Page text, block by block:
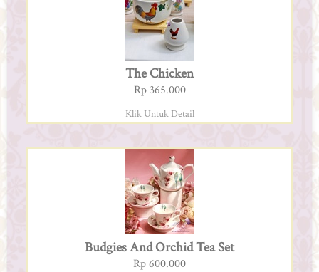
The Chicken
Rp 365.000
Klik Untuk Detail
Budgies And Orchid Tea Set
Rp 600.000